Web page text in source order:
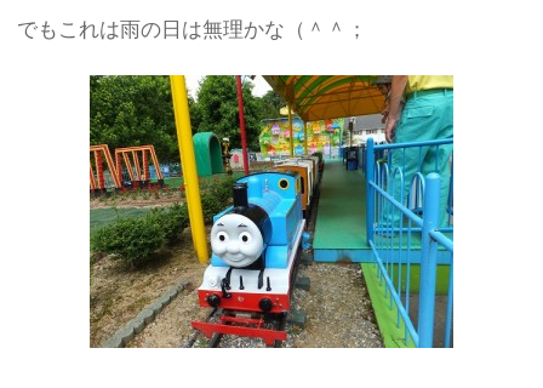
でもこれは雨の日は無理かな（＾＾；